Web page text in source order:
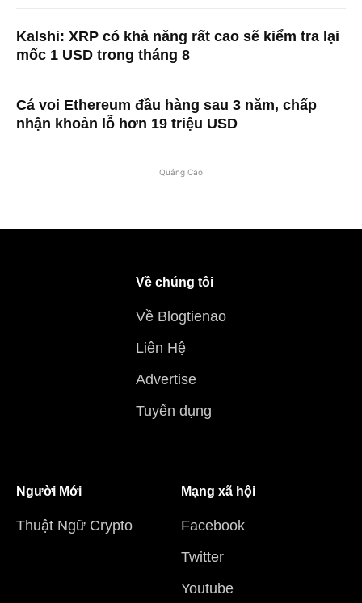
Kalshi: XRP có khả năng rất cao sẽ kiểm tra lại
mốc 1 USD trong tháng 8
Cá voi Ethereum đầu hàng sau 3 năm, chấp
nhận khoản lỗ hơn 19 triệu USD
Quảng Cáo
Về chúng tôi
Về Blogtienao
Liên Hệ
Advertise
Tuyển dụng
Người Mới
Thuật Ngữ Crypto
Mạng xã hội
Facebook
Twitter
Youtube